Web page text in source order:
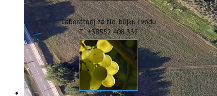
Statut
Strategija
CIP
Pravo na pristup informacijama
Zaštita osobnih podataka
Godišnji izvještaj
Javna nabava
Natječaji za radna mjesta
Zakonodavni okvir
Laboratorij za tlo, biljku i vodu
T: +38552 408 337